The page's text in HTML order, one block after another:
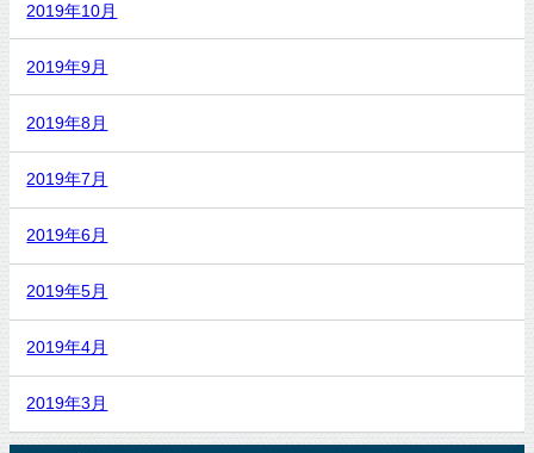
2019年10月
2019年9月
2019年8月
2019年7月
2019年6月
2019年5月
2019年4月
2019年3月